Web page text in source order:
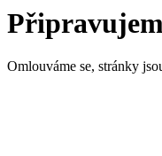
Omlouváme se, stránky